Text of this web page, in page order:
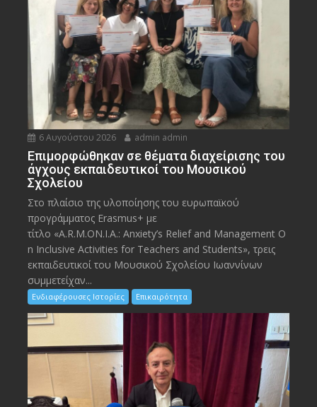
6 Αυγούστου 2026 admin admin
Eπιμορφώθηκαν σε θέματα διαχείρισης του
άγχους εκπαιδευτικοί του Μουσικού
Σχολείου
Στο πλαίσιο της υλοποίησης του ευρωπαϊκού
προγράμματος Erasmus+ με
τίτλο «A.R.M.ON.I.A.: Anxiety’s Relief and Management O
n Inclusive Activities for Teachers and Students», τρεις
εκπαιδευτικοί του Μουσικού Σχολείου Ιωαννίνων
συμμετείχαν...
Ενδιαφέρουσες Ιστορίες Επικαιρότητα